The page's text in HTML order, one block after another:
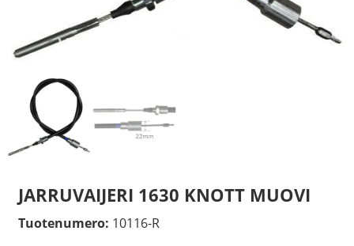
JARRUVAIJERI 1630 KNOTT MUOVI
Tuotenumero: 10116-R